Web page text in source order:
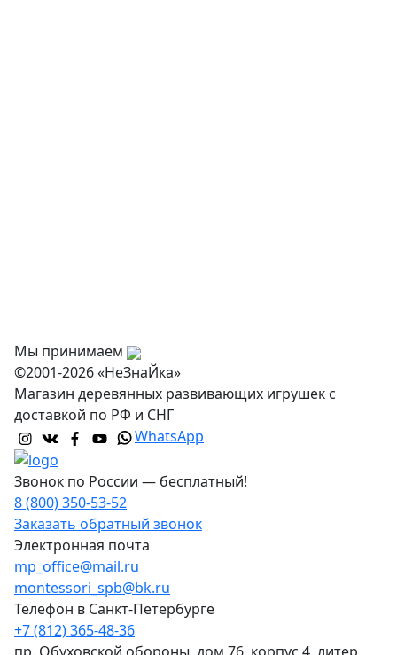
Мы принимаем
©2001-2026 «НеЗнаЙка»
Магазин деревянных развивающих игрушек с
доставкой по РФ и СНГ
WhatsApp
Звонок по России — бесплатный!
8 (800) 350-53-52
Заказать обратный звонок
Электронная почта
mp_office@mail.ru
montessori_spb@bk.ru
Телефон в Санкт-Петербурге
+7 (812) 365-48-36